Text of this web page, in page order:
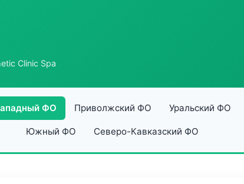
Clinic Spa
ФО Приволжский ФО Уральский ФО
Южный ФО Северо-Кавказский ФО